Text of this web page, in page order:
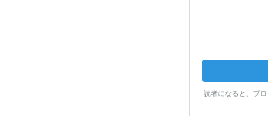
読者になると、ブ